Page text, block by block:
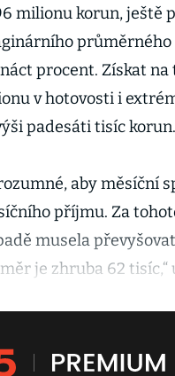
milionu korun, ještě
procent. Získat
v hotovosti i
padesáti tisíc korun.
rozumné, aby měsíční
příjmu. Za
musela
je zhruba 62